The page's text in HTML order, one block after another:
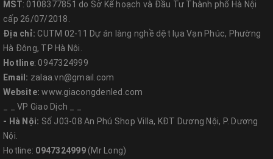
MST: 0108377851 do Sở Kế hoạch và Đầu Tư Thành phố Hà Nội
cấp 26/07/2018.
Địa chỉ: CUTM 02-11 Dự án làng nghề dệt lụa Vạn Phúc, Phường
Hà Đông, TP Hà Nội.
Hotline: 0947324999
Email: zalaa.vn@gmail.com
Website:www.giacongdenled.com
_ _ VP Giao Dịch _ _
- Hà Nội: Số J03-08 An Phú Shop Villa, KĐT Dương Nội, P. Dương
Nội.
Hotline: 0947324999(Mr Long)